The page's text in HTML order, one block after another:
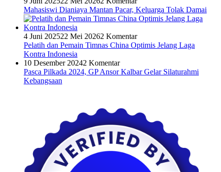
Mahasiswi Dianiaya Mantan Pacar, Keluarga Tolak Damai
4 Juni 202522 Mei 20262 Komentar
Pelatih dan Pemain Timnas China Optimis Jelang Laga
Kontra Indonesia
10 Desember 20242 Komentar
Pasca Pilkada 2024, GP Ansor Kalbar Gelar Silaturahmi
Kebangsaan